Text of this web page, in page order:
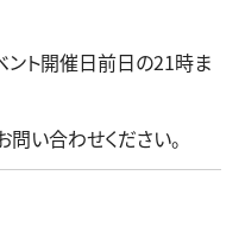
ト開催日前日の21時ま
い合わせください。